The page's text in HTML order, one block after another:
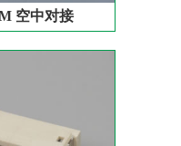
空中对接